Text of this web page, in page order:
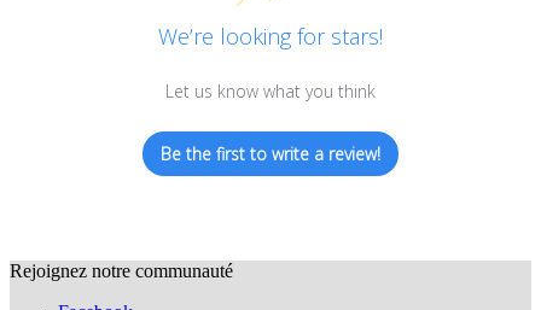
We’re looking for stars!
Let us know what you think
Be the first to write a review!
Rejoignez notre communauté